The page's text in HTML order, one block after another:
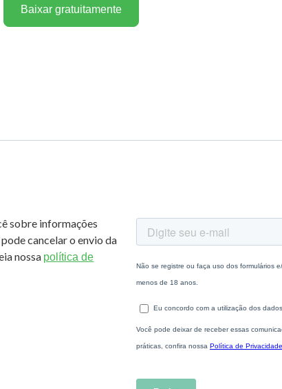
Baixar gratuitamente
sobre informações
cancelar o envio da
nossa política de